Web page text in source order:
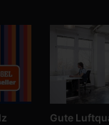
Gute